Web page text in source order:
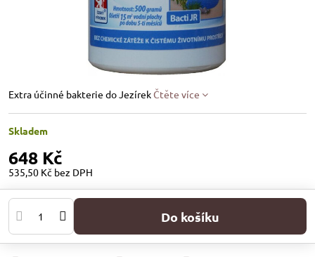
Extra účinné bakterie do JezírekČtěte více
Skladem
648 Kč
535,50 Kč bez DPH
Do košíku